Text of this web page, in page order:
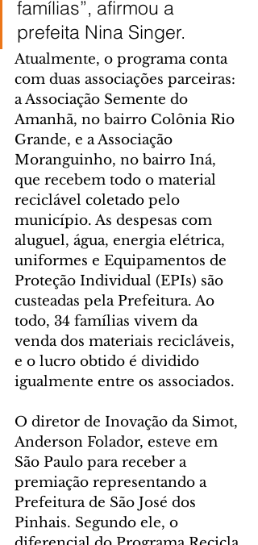
famílias”, afirmou a
prefeita Nina Singer.
Atualmente, o programa conta
com duas associações parceiras:
a Associação Semente do
Amanhã, no bairro Colônia Rio
Grande, e a Associação
Moranguinho, no bairro Iná,
que recebem todo o material
reciclável coletado pelo
município. As despesas com
aluguel, água, energia elétrica,
uniformes e Equipamentos de
Proteção Individual (EPIs) são
custeadas pela Prefeitura. Ao
todo, 34 famílias vivem da
venda dos materiais recicláveis,
e o lucro obtido é dividido
igualmente entre os associados.
O diretor de Inovação da Simot,
Anderson Folador, esteve em
São Paulo para receber a
premiação representando a
Prefeitura de São José dos
Pinhais. Segundo ele, o